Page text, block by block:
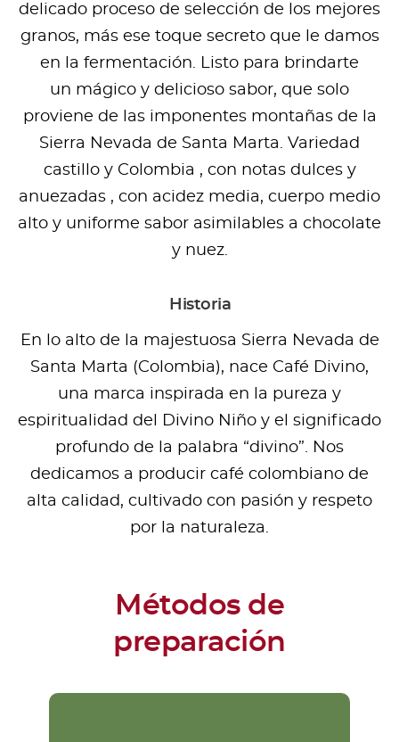
delicado proceso de selección de los mejores
granos, más ese toque secreto que le damos
en la fermentación. Listo para brindarte
un mágico y delicioso sabor, que solo
proviene de las imponentes montañas de la
Sierra Nevada de Santa Marta. Variedad
castillo y Colombia , con notas dulces y
anuezadas , con acidez media, cuerpo medio
alto y uniforme sabor asimilables a chocolate
y nuez.
Historia
En lo alto de la majestuosa Sierra Nevada de
Santa Marta (Colombia), nace Café Divino,
una marca inspirada en la pureza y
espiritualidad del Divino Niño y el significado
profundo de la palabra “divino”. Nos
dedicamos a producir café colombiano de
alta calidad, cultivado con pasión y respeto
por la naturaleza.
Métodos de
preparación